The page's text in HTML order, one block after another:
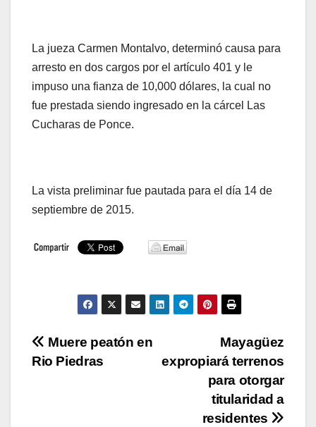
La jueza Carmen Montalvo, determinó causa para
arresto en dos cargos por el artículo 401 y le
impuso una fianza de 10,000 dólares, la cual no
fue prestada siendo ingresado en la cárcel Las
Cucharas de Ponce.
La vista preliminar fue pautada para el día 14 de
septiembre de 2015.
Navegación
Mayagüez
expropiará terrenos
para otorgar
titularidad a
residentes
Muere peatón en
Rio Piedras